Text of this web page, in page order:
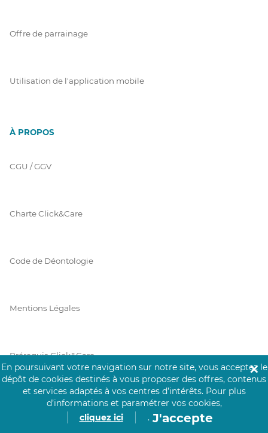
Offre de parrainage
Utilisation de l'application mobile
À PROPOS
CGU / GGV
Charte Click&Care
Code de Déontologie
Mentions Légales
Prérequis Click&Care
Protection des Données
En poursuivant votre navigation sur notre site, vous acceptez le
dépôt de cookies destinés à vous proposer des offres, contenus
et services adaptés à vos centres d’intérêts. Pour plus
d’informations et paramétrer vos cookies,
cliquez ici
. J'accepte
✕